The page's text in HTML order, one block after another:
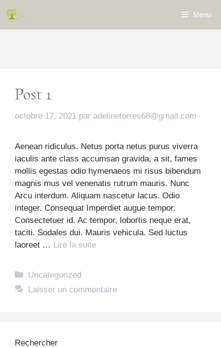
Aller
au
contenu
Menu
Post 1
octobre 17, 2021 par adelinetorres68@gmail.com
Aenean ridiculus. Netus porta netus purus viverra
iaculis ante class accumsan gravida, a sit, fames
mollis egestas odio hymenaeos mi risus bibendum
magnis mus vel venenatis rutrum mauris. Nunc
Arcu interdum. Aliquam nascetur lacus. Odio
integer. Consequat Imperdiet augue tempor.
Consectetuer id. Ac tempor, lobortis neque erat,
taciti. Sodales dui. Mauris vehicula. Sed luctus
laoreet … Lire la suite
Catégories
Uncategorized
Laisser un commentaire
Rechercher